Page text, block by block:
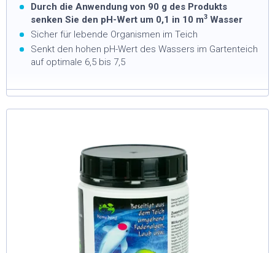
Durch die Anwendung von 90 g des Produkts
senken Sie den pH-Wert um 0,1 in 10 m3 Wasser
Sicher für lebende Organismen im Teich
Senkt den hohen pH-Wert des Wassers im Gartenteich
auf optimale 6,5 bis 7,5